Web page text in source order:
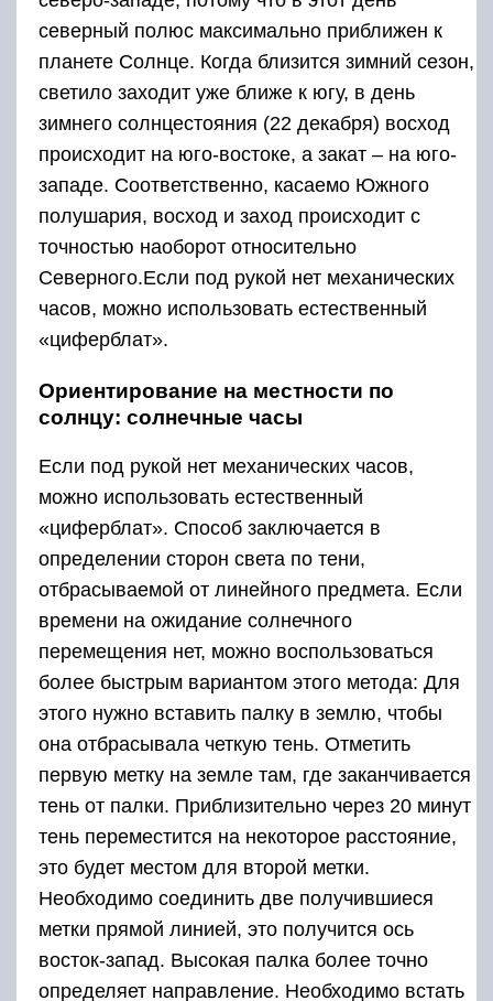
северный полюс максимально приближен к
планете Солнце. Когда близится зимний сезон,
светило заходит уже ближе к югу, в день
зимнего солнцестояния (22 декабря) восход
происходит на юго-востоке, а закат – на юго-
западе. Соответственно, касаемо Южного
полушария, восход и заход происходит с
точностью наоборот относительно
Северного.Если под рукой нет механических
часов, можно использовать естественный
«циферблат».
Ориентирование на местности по
солнцу: солнечные часы
Если под рукой нет механических часов,
можно использовать естественный
«циферблат». Способ заключается в
определении сторон света по тени,
отбрасываемой от линейного предмета. Если
времени на ожидание солнечного
перемещения нет, можно воспользоваться
более быстрым вариантом этого метода: Для
этого нужно вставить палку в землю, чтобы
она отбрасывала четкую тень. Отметить
первую метку на земле там, где заканчивается
тень от палки. Приблизительно через 20 минут
тень переместится на некоторое расстояние,
это будет местом для второй метки.
Необходимо соединить две получившиеся
метки прямой линией, это получится ось
восток-запад. Высокая палка более точно
определяет направление. Необходимо встать